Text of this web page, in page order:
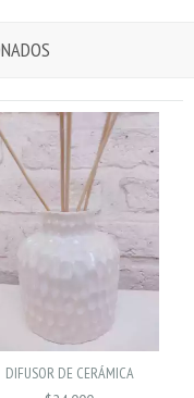
DIFUSOR DE CERÁMICA